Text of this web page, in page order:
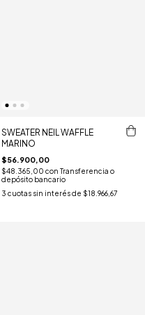
SWEATER NEIL WAFFLE
MARINO
$56.900,00
$48.365,00 con Transferencia o
depósito bancario
3 cuotas sin interés de $18.966,67